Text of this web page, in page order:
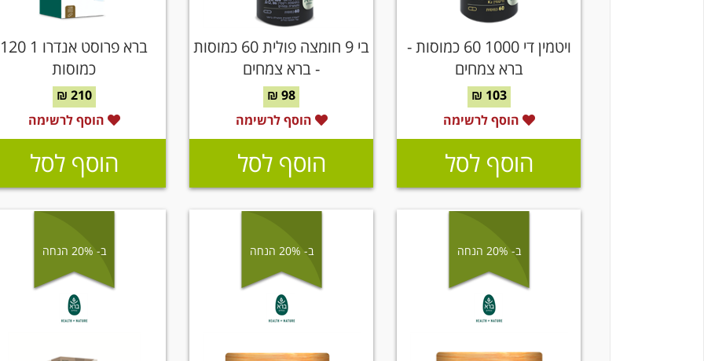
ויטמין די 1000 60 כמוסות -
ברא צמחים
103 ₪
הוסף לרשימה
הוסף לסל
בי 9 חומצה פולית 60 כמוסות
- ברא צמחים
98 ₪
הוסף לרשימה
הוסף לסל
ברא פרוסט אנדרו 1 120
כמוסות
210 ₪
הוסף לרשימה
הוסף לסל
ב- 20% הנחה ב- 20% הנחה ב- 20% הנחה